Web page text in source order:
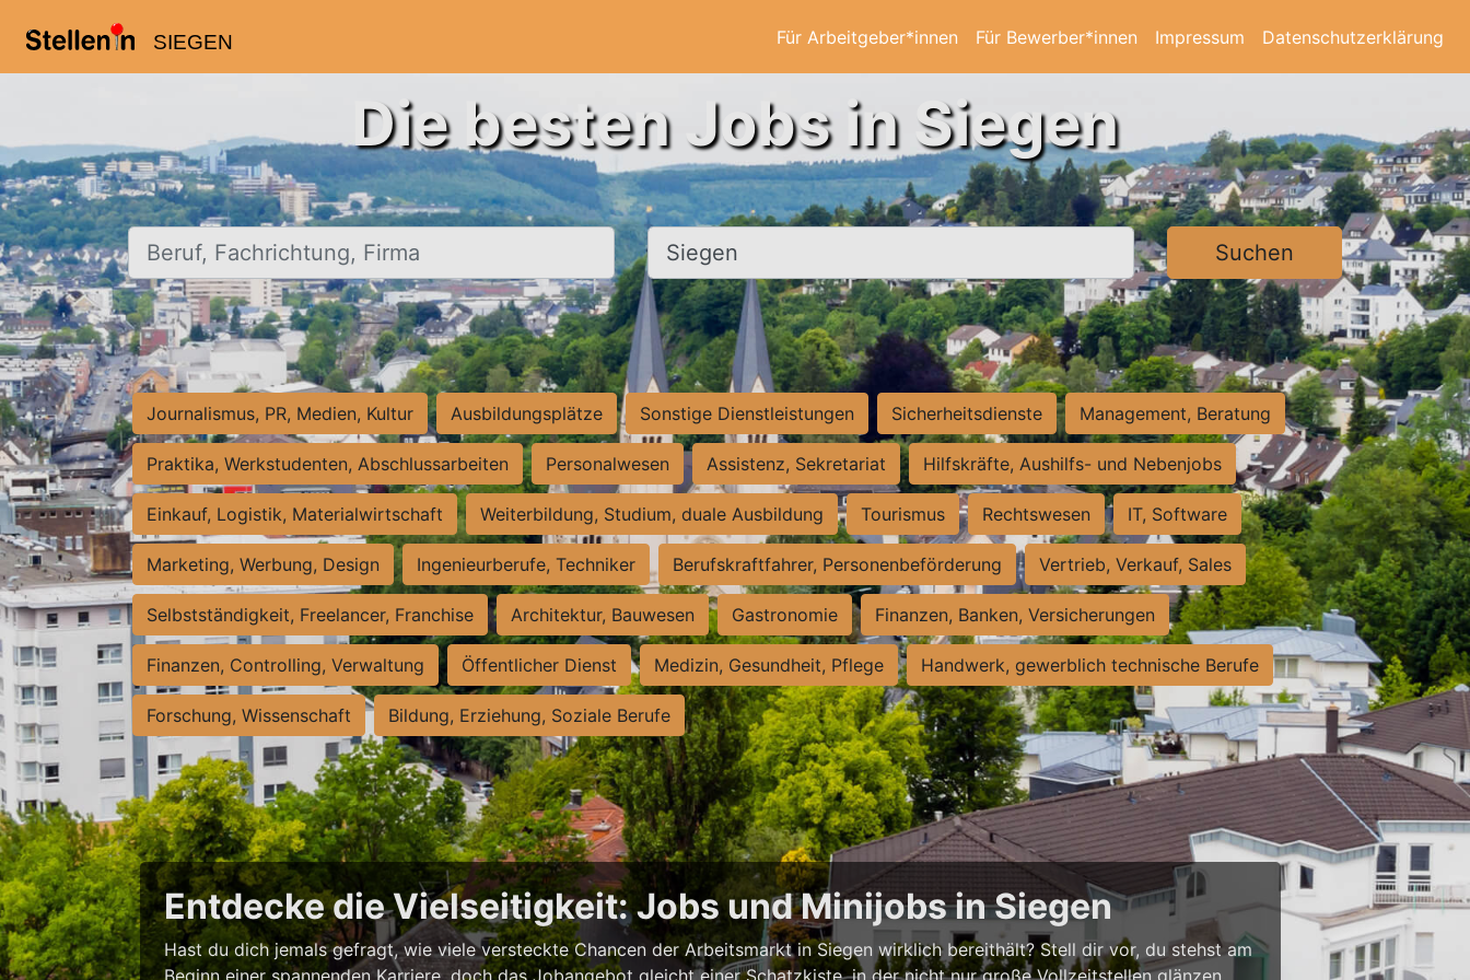
SIEGEN Für Arbeitgeber*innen Für Bewerber*innen Impressum Datenschutzerklärung
Die besten Jobs in Siegen
Beruf, Fachrichtung, Firma Ort, Stadt Suchen
Journalismus, PR, Medien, Kultur Ausbildungsplätze Sonstige Dienstleistungen Sicherheitsdienste Management, Beratung
Praktika, Werkstudenten, Abschlussarbeiten Personalwesen Assistenz, Sekretariat Hilfskräfte, Aushilfs- und Nebenjobs
Einkauf, Logistik, Materialwirtschaft Weiterbildung, Studium, duale Ausbildung Tourismus Rechtswesen IT, Software
Marketing, Werbung, Design Ingenieurberufe, Techniker Berufskraftfahrer, Personenbeförderung Vertrieb, Verkauf, Sales
Selbstständigkeit, Freelancer, Franchise Architektur, Bauwesen Gastronomie Finanzen, Banken, Versicherungen
Finanzen, Controlling, Verwaltung Öffentlicher Dienst Medizin, Gesundheit, Pflege Handwerk, gewerblich technische Berufe
Forschung, Wissenschaft Bildung, Erziehung, Soziale Berufe
Entdecke die Vielseitigkeit: Jobs und Minijobs in Siegen
Hast du dich jemals gefragt, wie viele versteckte Chancen der Arbeitsmarkt in Siegen wirklich bereithält? Stell dir vor, du stehst am